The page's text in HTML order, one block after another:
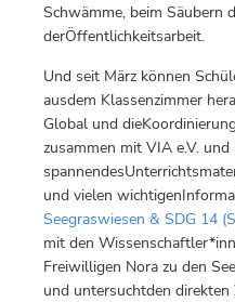
Schwämme, beim Säubern
derÖffentlichkeitsarbeit.
Und seit März können
ausdem Klassenzimmer
Global und
zusammen mit VIA e.V. und
und vielen
Seegraswiesen & SDG 14
mit den
Freiwilligen Nora zu den
und untersuchtden